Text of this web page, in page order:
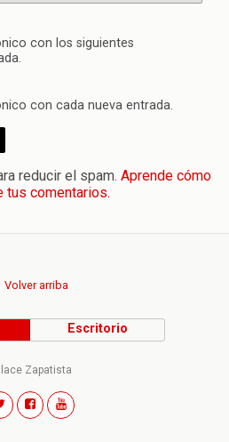
con los siguientes
con cada nueva entrada.
reducir el spam. Aprende cómo
tus comentarios.
Volver arriba
Escritorio
Zapatista